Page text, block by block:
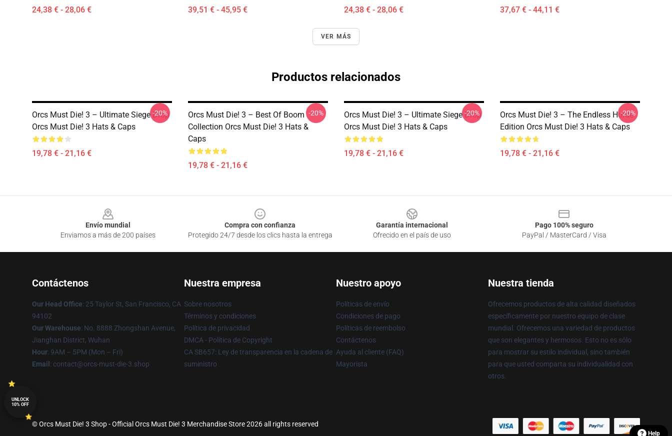
24,38 € - 28,06 € 39,51 € - 45,95 € 24,38 € - 28,06 € 37,67 € - 44,11 €
VER MÁS
Productos relacionados
Orcs Must Die! 3 – Ultimate Siege Drop
Orcs Must Die! 3 Hats & Caps
19,78 € - 21,16 €
-20%
Orcs Must Die! 3 – Best Of Boom
Collection Orcs Must Die! 3 Hats &
Caps
19,78 € - 21,16 €
-20%
Orcs Must Die! 3 – Ultimate Siege Drop
Orcs Must Die! 3 Hats & Caps
19,78 € - 21,16 €
-20%
Orcs Must Die! 3 – The Endless Horde
Edition Orcs Must Die! 3 Hats & Caps
19,78 € - 21,16 €
-20%
Envío mundial
Enviamos a más de 200 países
Compra con confianza
Protegido 24/7 desde los clics hasta la entrega
Garantía internacional
Ofrecido en el país de uso
Pago 100% seguro
PayPal / MasterCard / Visa
Contáctenos
Our Head Office: 25 Taylor St, San Francisco, CA
94102
Our Warehouse: No. 8888 Zhongshan Avenue,
Jianghan District, Wuhan
Hour: 9AM – 5PM (Mon – Fri)
Email : contact@orcs-must-die-3.shop
Nuestra empresa
Sobre nosotros
Términos y condiciones
Política de privacidad
DMCA - Política de Copyright
CA SB657: Ley de transparencia en la cadena de
suministro
Nuestro apoyo
Políticas de envío
Condiciones de pago
Políticas de reembolso
Contáctenos
Ayuda al cliente (FAQ)
Mayorista
Nuestra tienda
Ofrecemos productos de alta calidad diseñados
específicamente por nuestro equipo de clase
mundial. Ofrecemos una variedad de productos
que son elegantes y hermosos. Esto no es sólo
para mostrar su estilo individual, sino también
para que usted comparta su individualidad con
otros.
© Orcs Must Die! 3 Shop - Official Orcs Must Die! 3 Merchandise Store 2026 all rights reserved
Help
UNLOCK
10% OFF